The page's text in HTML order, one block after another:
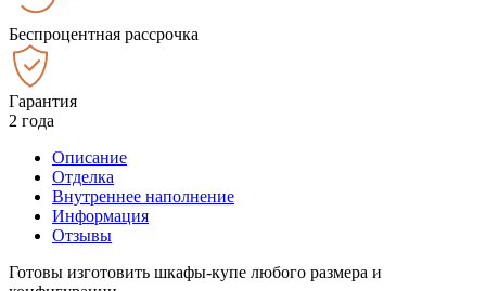
Беспроцентная рассрочка
Гарантия
2 года
Описание
Отделка
Внутреннее наполнение
Информация
Отзывы
Готовы изготовить шкафы-купе любого размера и